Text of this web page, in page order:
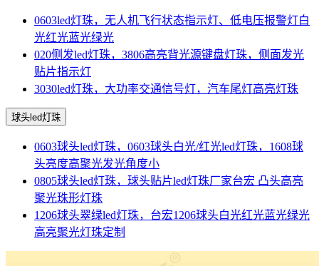
0603led灯珠，无人机飞行状态指示灯、低电压报警灯白
光红光蓝光绿光
020侧发led灯珠，3806高亮背光源键盘灯珠，侧面发光
贴片指示灯
3030led灯珠，大功率交通信号灯，汽车尾灯高亮灯珠
球头led灯珠
0603球头led灯珠，0603球头白光/红光led灯珠，1608球
头亮度高聚光发光角度小
0805球头led灯珠，球头贴片led灯珠厂家台宏 凸头高亮
聚光珠形灯珠
1206球头翠绿led灯珠，台宏1206球头白光红光蓝光绿光
高亮聚光灯珠定制